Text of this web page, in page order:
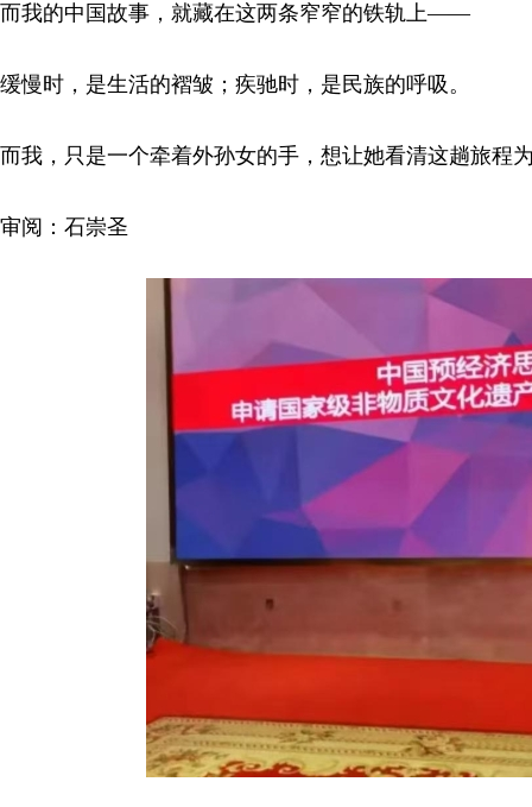
而我的中国故事，就藏在这两条窄窄的铁轨上——
缓慢时，是生活的褶皱；疾驰时，是民族的呼吸。
而我，只是一个牵着外孙女的手，想让她看清这趟旅程
审阅：石崇圣